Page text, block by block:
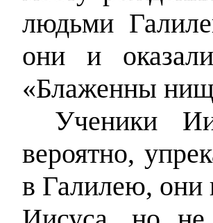
людьми
они и
«Блаженны
Ученики
вероятно,
в Галилею, они